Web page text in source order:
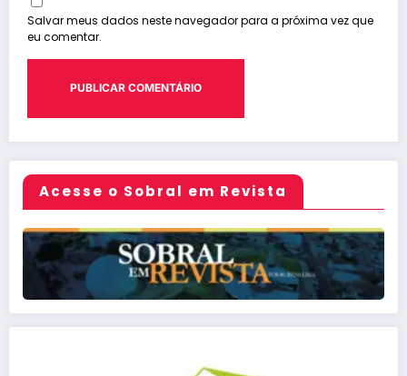
Salvar meus dados neste navegador para a próxima vez que
eu comentar.
Acesse o Sobral em Revista